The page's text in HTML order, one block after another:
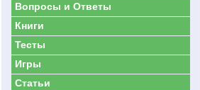
Вопросы и Ответы
Книги
Тесты
Игры
Статьи